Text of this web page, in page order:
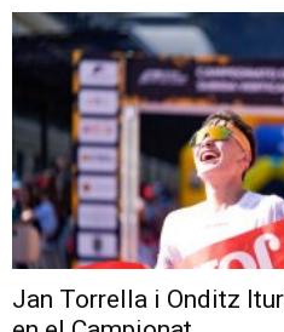
Jan Torrella i Onditz